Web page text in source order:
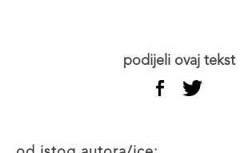
podijeli ovaj tekst